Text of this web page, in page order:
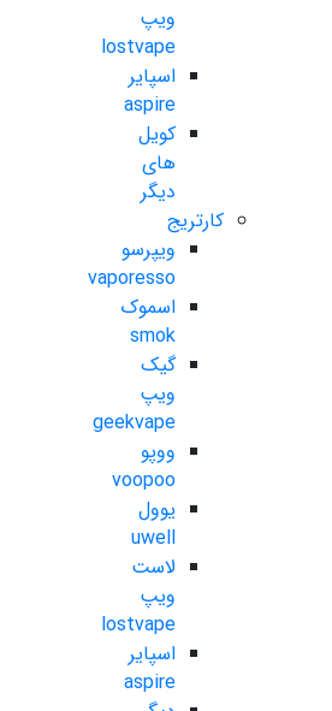
ویپ
lostvape
اسپایر
aspire
کویل
های
دیگر
کارتریج
ویپرسو
vaporesso
اسموک
smok
گیک
ویپ
geekvape
ووپو
voopoo
یوول
uwell
لاست
ویپ
lostvape
اسپایر
aspire